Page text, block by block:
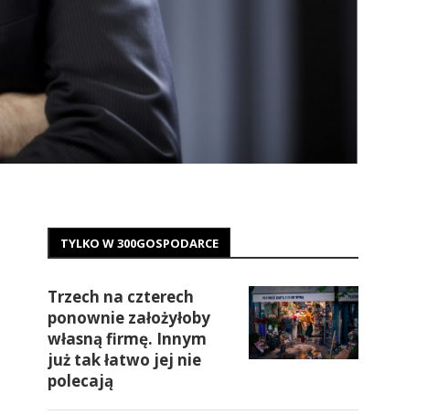
TYLKO W 300GOSPODARCE
Trzech na czterech
ponownie założyłoby
własną firmę. Innym
już tak łatwo jej nie
polecają